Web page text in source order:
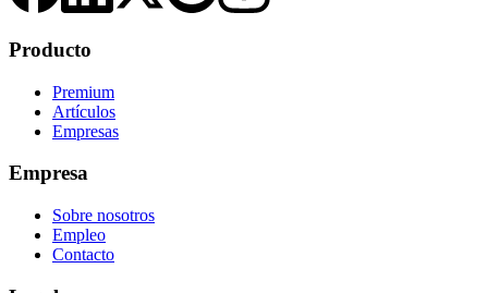
Producto
Premium
Artículos
Empresas
Empresa
Sobre nosotros
Empleo
Contacto